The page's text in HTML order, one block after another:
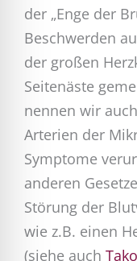
der „Enge der
Beschwerden
der großen
Seitenäste
nennen wir
Arterien der
Symptome
anderen
Störung der
wie z.B. einen
(siehe auch